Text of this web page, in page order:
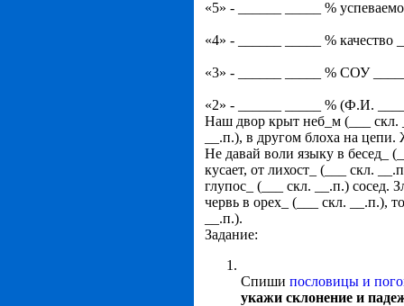
«5» - ______ _____ %
«4» - ______ _____ % качество
«3» - ______ _____ % СОУ
«2» - ______ _____ % (Ф.И.
Наш двор крыт неб_м (___ скл.
__.п.), в другом блоха на
Не давай воли языку в бесед_
кусает, от лихост_ (___ скл.
глупос_ (___ скл. __.п.) сосед.
червь в орех_ (___ скл. __.п.),
__.п.).
Задание:
Спиши пословицы и
укажи склонение и